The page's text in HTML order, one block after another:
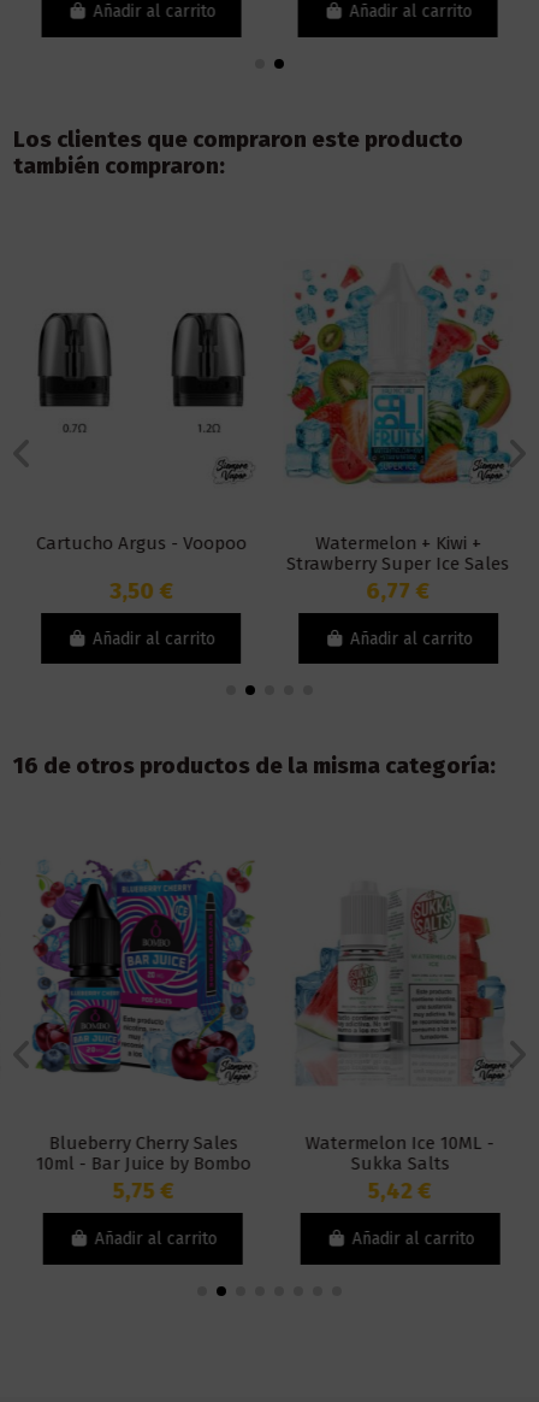
Añadir al carrito Añadir al carrito
Los clientes que compraron este producto
también compraron:
Cartucho Argus - Voopoo
3,50 €
Añadir al carrito
Watermelon + Kiwi +
Strawberry Super Ice Sales
10ml - Bali Fruits by Kings
Crest
6,77 €
Añadir al carrito
16 de otros productos de la misma categoría:
Blueberry Cherry Sales
10ml - Bar Juice by Bombo
5,75 €
Añadir al carrito
Watermelon Ice 10ML -
Sukka Salts
5,42 €
Añadir al carrito